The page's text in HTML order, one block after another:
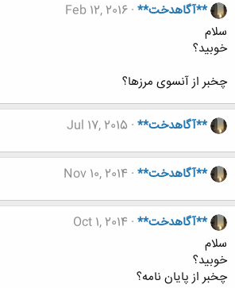
**آگاهدخت** Feb 12, 2016
سلام
خوبید؟
چخبر از آنسوی مرزها؟
**آگاهدخت** Jul 17, 2015
**آگاهدخت** Nov 10, 2014
**آگاهدخت** Oct 1, 2014
سلام
خوبید؟
چخبر از پایان نامه؟